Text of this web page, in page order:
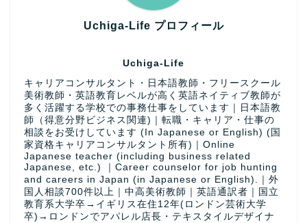
Uchiga-Life プロフィール
Uchiga-Life
キャリアコンサルタント・日本語教師・フリースクール
美術教師・英語教育レベルが高く英語ネイティブ教師が
多く活躍する学校での事務仕事をしています｜日本語教
師（得意分野ビジネス関連)｜転職・キャリア・仕事の
相談をお受けしています (In Japanese or English) (国
家資格キャリアコンサルタント所有)｜Online
Japanese teacher (including business related
Japanese, etc.) ｜Career counselor for job hunting
and careers in Japan (in Japanese or English).｜外
国人相談700件以上｜中高美術教師｜英語通訳者｜国立
教育系大学卒→イギリス在住12年(ロンドン芸術大学
卒)→ロンドンでアパレル店長・テキスタイルデザイナ